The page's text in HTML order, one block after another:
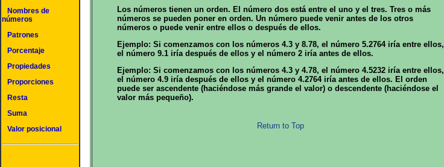
Nombres de
números
Patrones
Porcentaje
Propiedades
Proporciones
Resta
Suma
Valor posicional
Los números tienen un orden. El número dos está entre el uno y el tres. Tres o más
números se pueden poner en orden. Un número puede venir antes de los otros
números o puede venir entre ellos o después de ellos.
Ejemplo: Si comenzamos con los números 4.3 y 8.78, el número 5.2764 iría entre ellos,
el número 9.1 iría después de ellos y el número 2 iría antes de ellos.
Ejemplo: Si comenzamos con los números 4.3 y 4.78, el número 4.5232 iría entre ellos,
el número 4.9 iría después de ellos y el número 4.2764 iría antes de ellos. El orden
puede ser ascendente (haciéndose más grande el valor) o descendente (haciéndose el
valor más pequeño).
Return to Top